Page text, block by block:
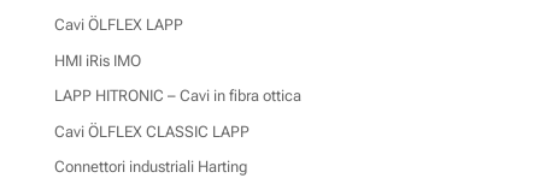
Cavi ÖLFLEX LAPP
HMI iRis IMO
LAPP HITRONIC – Cavi in fibra ottica
Cavi ÖLFLEX CLASSIC LAPP
Connettori industriali Harting